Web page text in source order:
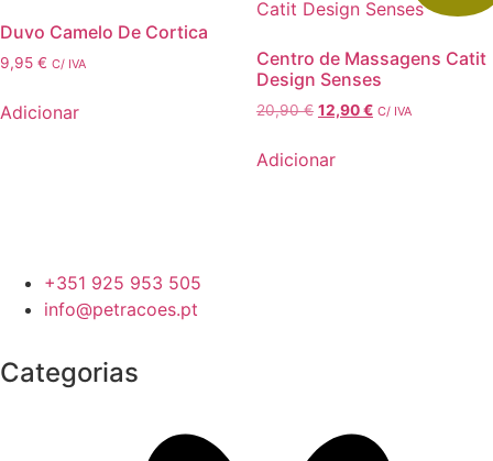
The
may
be
chosen
the
Duvo Camelo De Cortica
9,95 € C/ IVA
Adicionar
Centro de Massagens Catit
Design Senses
20,90€ O
original
12,90€OC/ IVA
Adicionar
+351 925 953 505
info@petracoes.pt
Categorias